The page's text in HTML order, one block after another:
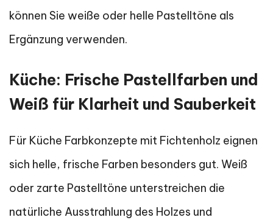
können Sie weiße oder helle Pastelltöne als
Ergänzung verwenden.
Küche: Frische Pastellfarben und
Weiß für Klarheit und Sauberkeit
Für Küche Farbkonzepte mit Fichtenholz eignen
sich helle, frische Farben besonders gut. Weiß
oder zarte Pastelltöne unterstreichen die
natürliche Ausstrahlung des Holzes und